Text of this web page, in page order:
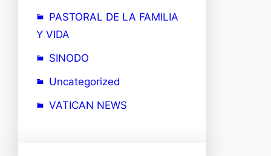
PASTORAL DE LA FAMILIA
Y VIDA
SINODO
Uncategorized
VATICAN NEWS